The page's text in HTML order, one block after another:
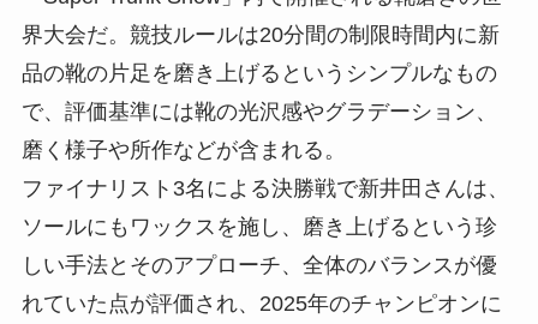
界大会だ。競技ルールは20分間の制限時間内に新
品の靴の片足を磨き上げるというシンプルなもの
で、評価基準には靴の光沢感やグラデーション、
磨く様子や所作などが含まれる。
ファイナリスト3名による決勝戦で新井田さんは、
ソールにもワックスを施し、磨き上げるという珍
しい手法とそのアプローチ、全体のバランスが優
れていた点が評価され、2025年のチャンピオンに